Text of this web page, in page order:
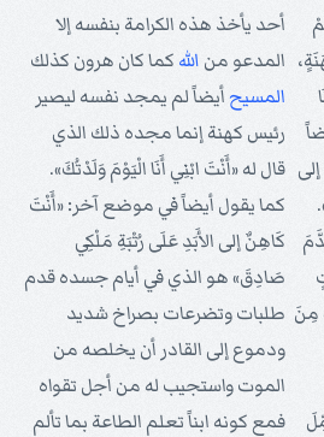
مِنَ
أحد يأخذ هذه الكرامة بنفسه إلا
المدعو من الله كما كان هرون كذلك
المسيحأيضاً لم يمجد نفسه ليصير
رئيس كهنة إنما مجده ذلك الذي
قال له «أَنْتَ ابْنِي أَنَا الْيَوْمَ وَلَدْتُكَ».
كما يقول أيضاً في موضع آخر: «أَنْتَ
كَاهِنٌ إلى الأَبَدِ عَلَى رُتْبَةِ مَلْكِي
صَادِقَ» هو الذي في أيام جسده قدم
طلبات وتضرعات بصراخ شديد
ودموع إلى القادر أن يخلصه من
الموت واستجيب له من أجل تقواه
فمع كونه ابناً تعلم الطاعة بما تألم